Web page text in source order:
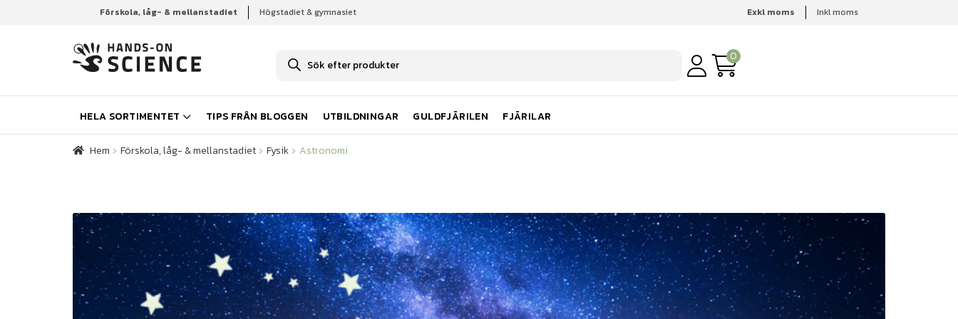
Förskola, låg- & mellanstadiet Högstadiet & gymnasiet Exkl moms Inkl moms
u
k
t
s
ö
k
0
HELA SORTIMENTET TIPS FRÅN BLOGGEN UTBILDNINGAR GULDFJÄRILEN FJÄRILAR
Hem Förskola, låg- & mellanstadiet Fysik Astronomi
Hem Förskola, låg- & mellanstadiet Fysik Astronomi